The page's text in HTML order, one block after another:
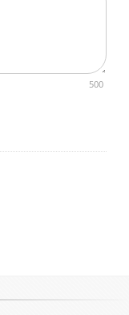
500